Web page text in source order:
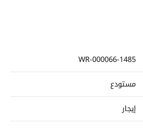
WR-000066-1485
مستودع
إيجار